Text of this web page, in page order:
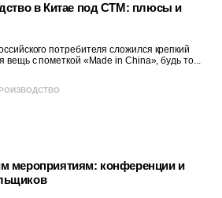
в Китае под СТМ: плюсы и
потребителя сложился крепкий
вещь с пометкой «Made in China», будь то...
мероприятиям: конференции и